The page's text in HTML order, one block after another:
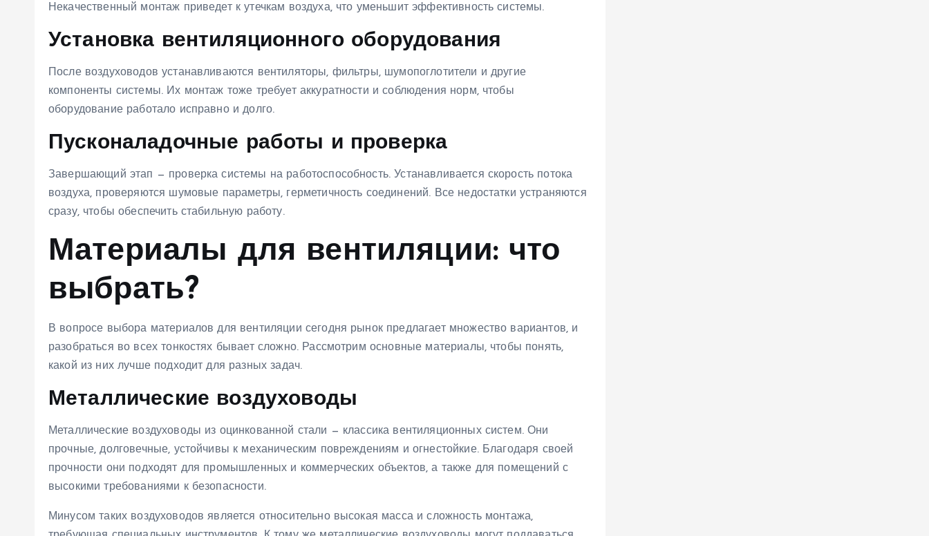
Некачественный монтаж приведет к утечкам воздуха, что уменьшит эффективность системы.
Установка вентиляционного оборудования
После воздуховодов устанавливаются вентиляторы, фильтры, шумопоглотители и другие
компоненты системы. Их монтаж тоже требует аккуратности и соблюдения норм, чтобы
оборудование работало исправно и долго.
Пусконаладочные работы и проверка
Завершающий этап — проверка системы на работоспособность. Устанавливается скорость потока
воздуха, проверяются шумовые параметры, герметичность соединений. Все недостатки устраняются
сразу, чтобы обеспечить стабильную работу.
Материалы для вентиляции: что
выбрать?
В вопросе выбора материалов для вентиляции сегодня рынок предлагает множество вариантов, и
разобраться во всех тонкостях бывает сложно. Рассмотрим основные материалы, чтобы понять,
какой из них лучше подходит для разных задач.
Металлические воздуховоды
Металлические воздуховоды из оцинкованной стали — классика вентиляционных систем. Они
прочные, долговечные, устойчивы к механическим повреждениям и огнестойкие. Благодаря своей
прочности они подходят для промышленных и коммерческих объектов, а также для помещений с
высокими требованиями к безопасности.
Минусом таких воздуховодов является относительно высокая масса и сложность монтажа,